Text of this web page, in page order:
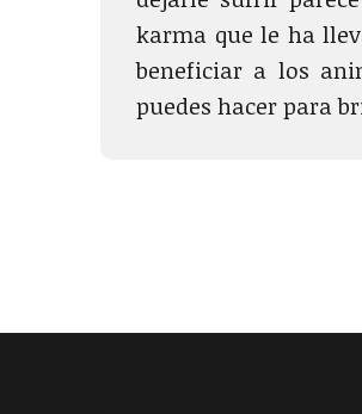
karma que le ha
beneficiar a los
puedes hacer para